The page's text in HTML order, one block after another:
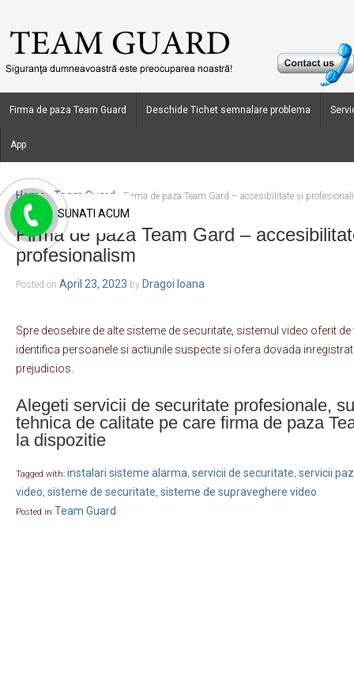
Firma de paza Team Guard Deschide Tichet semnalare problema
App
Home › Team Guard Firma de paza Team Gard – accesibilitate și
Firma de paza Team Gard –
profesionalism
Posted on April 23, 2023 by Dragoi Ioana
Spre deosebire de alte sisteme de securitate, sistemul video oferit
identifica persoanele si actiunile suspecte si ofera dovada
prejudicios.
Alegeti servicii de securitate profesionale,
tehnica de calitate pe care firma de paza
la dispozitie
Tagged with: instalari sisteme alarma, servicii de securitate, servicii
video, sisteme de securitate, sisteme de supraveghere video
Posted in Team Guard
SUNATI ACUM